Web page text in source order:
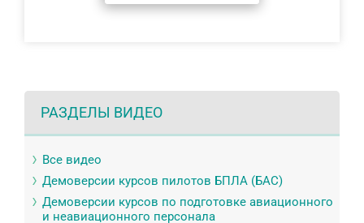
РАЗДЕЛЫ ВИДЕО
Все видео
Демоверсии курсов пилотов БПЛА (БАС)
Демоверсии курсов по подготовке авиационного
и неавиационного персонала